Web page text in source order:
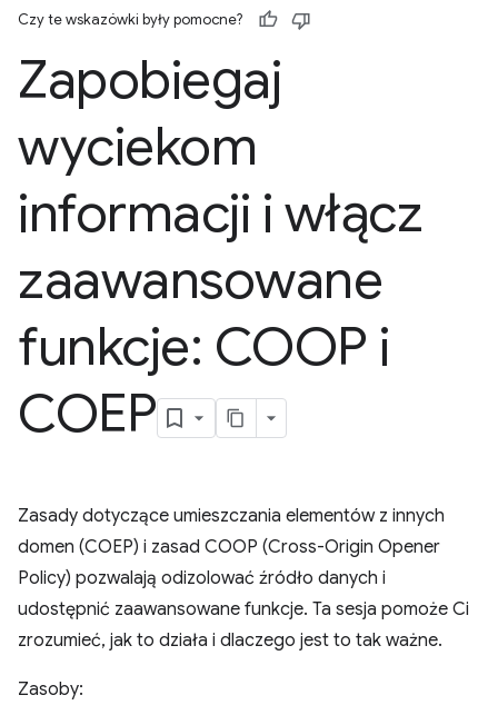
Czy te wskazówki były pomocne?
Zapobiegaj
wyciekom
informacji i włącz
zaawansowane
funkcje: COOP i
COEP
Zasady dotyczące umieszczania elementów z innych
domen (COEP) i zasad COOP (Cross-Origin Opener
Policy) pozwalają odizolować źródło danych i
udostępnić zaawansowane funkcje. Ta sesja pomoże Ci
zrozumieć, jak to działa i dlaczego jest to tak ważne.
Zasoby: